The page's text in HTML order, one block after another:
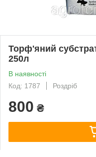
Торф'яний
250л
В наявності
Код: 1787
Роздріб
800 ₴